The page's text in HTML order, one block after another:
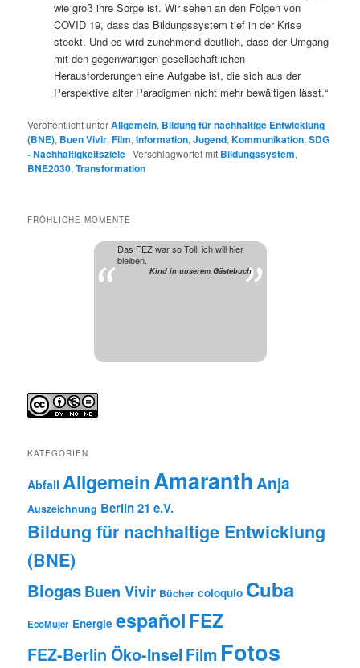
wie groß ihre Sorge ist. Wir sehen an den Folgen von
COVID 19, dass das Bildungssystem tief in der Krise
steckt. Und es wird zunehmend deutlich, dass der Umgang
mit den gegenwärtigen gesellschaftlichen
Herausforderungen eine Aufgabe ist, die sich aus der
Perspektive alter Paradigmen nicht mehr bewältigen lässt.“
Veröffentlicht unterAllgemein, Bildung für nachhaltige Entwicklung
(BNE), Buen Vivir,Film,Information,Jugend,Kommunikation,SDG
- Nachhaltigkeitsziele |Verschlagwortet mit Bildungssystem,
BNE2030,Transformation
FRÖHLICHE MOMENTE
Das FEZ war so Toll, ich will hier
bleiben.
Kind in unserem Gästebuch
KATEGORIEN
Abfall AllgemeinAmaranthAnja
Auszeichnung Berlin 21 e.V.
Bildung für nachhaltige Entwicklung
(BNE)
BiogasBuen Vivir Bücher coloquio Cuba
EcoMujer Energie españolFEZ
FEZ-Berlin Öko-Insel Film Fotos